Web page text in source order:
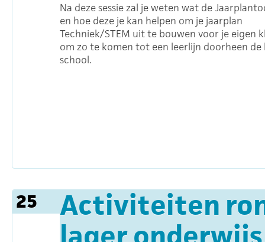
Na deze sessie zal je weten wat de
en hoe deze je kan helpen om je jaarplan
Techniek/STEM uit te bouwen voor je eigen
om zo te komen tot een leerlijn doorheen de
school.
25
Activiteiten